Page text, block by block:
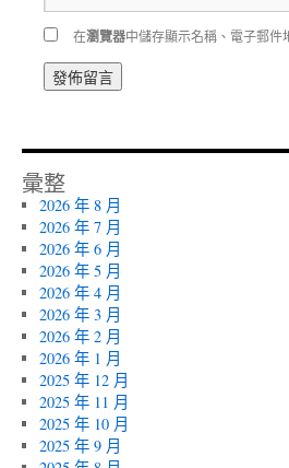
在瀏覽器中儲存顯示名稱、電子郵
彙整
2026 年 8 月
2026 年 7 月
2026 年 6 月
2026 年 5 月
2026 年 4 月
2026 年 3 月
2026 年 2 月
2026 年 1 月
2025 年 12 月
2025 年 11 月
2025 年 10 月
2025 年 9 月